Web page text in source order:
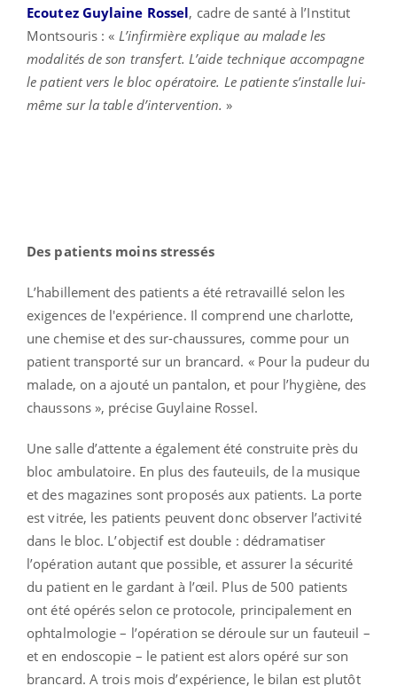
Ecoutez Guylaine Rossel, cadre de santé à l’Institut
Montsouris : « L’infirmière explique au malade les
modalités de son transfert. L’aide technique accompagne
le patient vers le bloc opératoire. Le patiente s’installe lui-
même sur la table d’intervention.»
Des patients moins stressés
L’habillement des patients a été retravaillé selon les
exigences de l'expérience. Il comprend une charlotte,
une chemise et des sur-chaussures, comme pour un
patient transporté sur un brancard. « Pour la pudeur du
malade, on a ajouté un pantalon, et pour l’hygiène, des
chaussons », précise Guylaine Rossel.
Une salle d’attente a également été construite près du
bloc ambulatoire. En plus des fauteuils, de la musique
et des magazines sont proposés aux patients. La porte
est vitrée, les patients peuvent donc observer l’activité
dans le bloc. L’objectif est double : dédramatiser
l’opération autant que possible, et assurer la sécurité
du patient en le gardant à l’œil. Plus de 500 patients
ont été opérés selon ce protocole, principalement en
ophtalmologie – l’opération se déroule sur un fauteuil –
et en endoscopie – le patient est alors opéré sur son
brancard. A trois mois d’expérience, le bilan est plutôt